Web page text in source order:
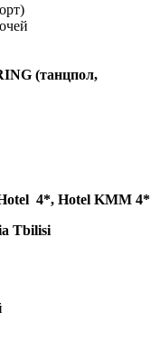
(танцпол,
4*, Hotel KMM 4*
Tbilisi